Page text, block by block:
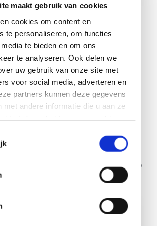
maakt gebruik van cookies
cookies om content en
te personaliseren, om functies
te bieden en om ons
te analyseren. Ook delen we
uw gebruik van onze site met
voor social media, adverteren en
partners kunnen deze gegevens
met andere informatie die u aan ze
wit
Platinum
Platinum Sun & Shade
Coolfit harmonica
schaduwdoek
B200xL400cm Zand
€419,00
Incl. btw